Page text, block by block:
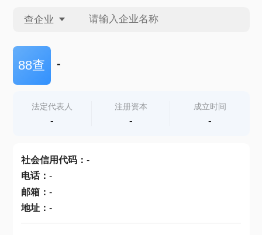
查企业
查企业
查产地
88查 -
法定代表人
-
注册资本
-
成立时间
-
社会信用代码： -
电话： -
邮箱： -
地址： -